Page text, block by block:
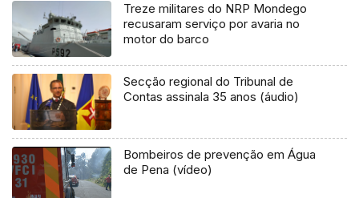
Treze militares do NRP Mondego
recusaram serviço por avaria no
motor do barco
Secção regional do Tribunal de
Contas assinala 35 anos (áudio)
Bombeiros de prevenção em Água
de Pena (vídeo)